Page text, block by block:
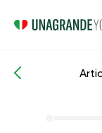
Corsi intensivi